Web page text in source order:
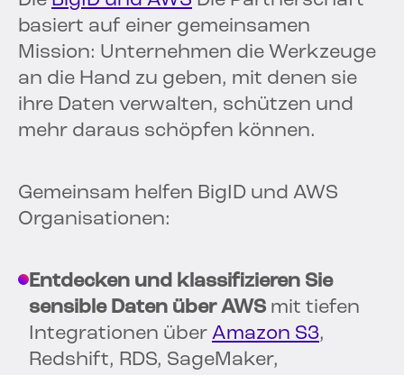
basiert auf einer gemeinsamen
Mission: Unternehmen die Werkzeuge
an die Hand zu geben, mit denen sie
ihre Daten verwalten, schützen und
mehr daraus schöpfen können.
Gemeinsam helfen BigID und AWS
Organisationen:
Entdecken und klassifizieren Sie
sensible Daten über AWS mit tiefen
Integrationen über Amazon S3,
Redshift, RDS, SageMaker,